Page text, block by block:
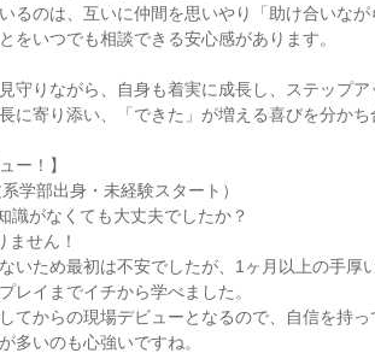
るのは、互いに仲間を思いやり「助け合いなが
をいつでも相談できる安心感があります。
守りながら、自身も着実に成長し、ステップ
に寄り添い、「できた」が増える喜びを分かち
ー！】
学部出身・未経験スタート）
識がなくても大丈夫でしたか？
ません！
いため最初は不安でしたが、1ヶ月以上の手厚
レイまでイチから学べました。
てからの現場デビューとなるので、自信を持っ
多いのも心強いですね。